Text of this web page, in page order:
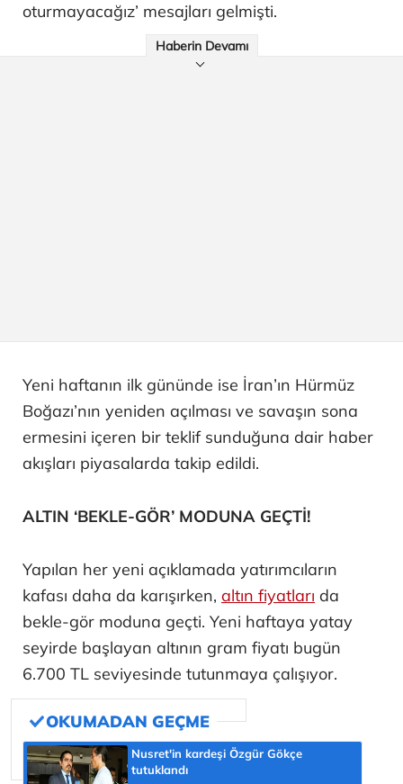
oturmayacağız’ mesajları gelmişti.
Haberin Devamı
Yeni haftanın ilk gününde ise İran’ın Hürmüz
Boğazı’nın yeniden açılması ve savaşın sona
ermesini içeren bir teklif sunduğuna dair haber
akışları piyasalarda takip edildi.
ALTIN ‘BEKLE-GÖR’ MODUNA GEÇTİ!
Yapılan her yeni açıklamada yatırımcıların
kafası daha da karışırken, altın fiyatları da
bekle-gör moduna geçti. Yeni haftaya yatay
seyirde başlayan altının gram fiyatı bugün
6.700 TL seviyesinde tutunmaya çalışıyor.
Nusret'in kardeşi Özgür Gökçe
tutuklandı